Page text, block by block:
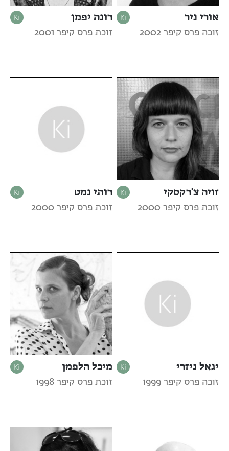
אורי ניר
זוכה פרס קיפר 2002
רונה יפמן
זוכת פרס קיפר 2001
זויה צ'רקסקי
זוכת פרס קיפר 2000
רותי נמט
זוכת פרס קיפר 2000
יגאל ניזרי
זוכה פרס קיפר 1999
מיכל הלפמן
זוכת פרס קיפר 1998